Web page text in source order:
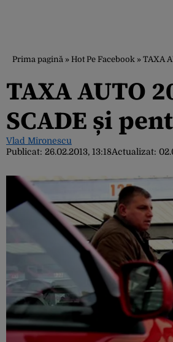
Prima pagină » Hot Pe Facebook » TAXA
TAXA AUTO
SCADE și
Vlad Mironescu
Publicat: 26.02.2013, 13:18Actualizat: